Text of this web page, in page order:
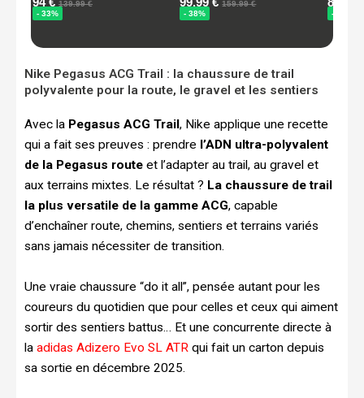
Nike Pegasus ACG Trail : la chaussure de trail
polyvalente pour la route, le gravel et les sentiers
Avec la Pegasus ACG Trail, Nike applique une recette
qui a fait ses preuves : prendre l’ADN ultra-polyvalent
de la Pegasus route et l’adapter au trail, au gravel et
aux terrains mixtes. Le résultat ? La chaussure de trail
la plus versatile de la gamme ACG, capable
d’enchaîner route, chemins, sentiers et terrains variés
sans jamais nécessiter de transition.
Une vraie chaussure “do it all”, pensée autant pour les
coureurs du quotidien que pour celles et ceux qui aiment
sortir des sentiers battus… Et une concurrente directe à
la adidas Adizero Evo SL ATR qui fait un carton depuis
sa sortie en décembre 2025.